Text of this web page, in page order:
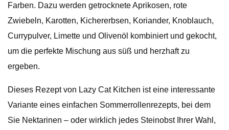
Farben. Dazu werden getrocknete Aprikosen, rote
Zwiebeln, Karotten, Kichererbsen, Koriander, Knoblauch,
Currypulver, Limette und Olivenöl kombiniert und gekocht,
um die perfekte Mischung aus süß und herzhaft zu
ergeben.
Dieses Rezept von Lazy Cat Kitchen ist eine interessante
Variante eines einfachen Sommerrollenrezepts, bei dem
Sie Nektarinen – oder wirklich jedes Steinobst Ihrer Wahl,